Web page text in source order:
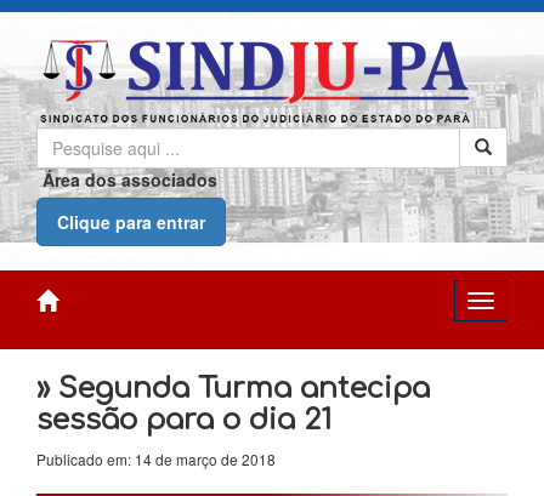
Área dos associados
Clique para entrar
» Segunda Turma antecipa
sessão para o dia 21
Publicado em: 14 de março de 2018